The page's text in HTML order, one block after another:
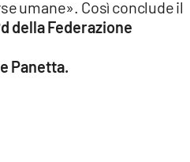
umane». Così conclude il
della Federazione
Panetta.